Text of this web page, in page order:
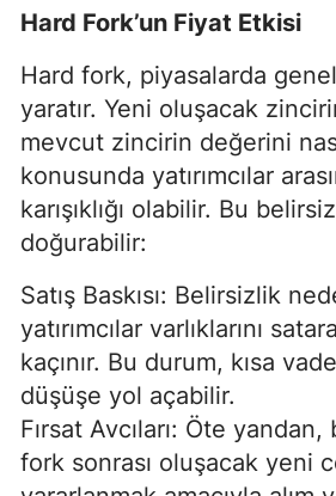
Hard Fork’un Fiyat Etkisi
Hard fork, piyasalarda
yaratır. Yeni oluşacak
mevcut zincirin değerini
konusunda yatırımcılar
karışıklığı olabilir. Bu
doğurabilir:
Satış Baskısı: Belirsizlik
yatırımcılar varlıklarını
kaçınır. Bu durum, kısa
düşüşe yol açabilir.
Fırsat Avcıları: Öte yandan,
fork sonrası oluşacak yeni